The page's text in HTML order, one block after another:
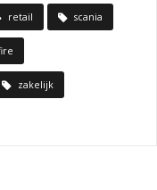
retail scania
zakelijk